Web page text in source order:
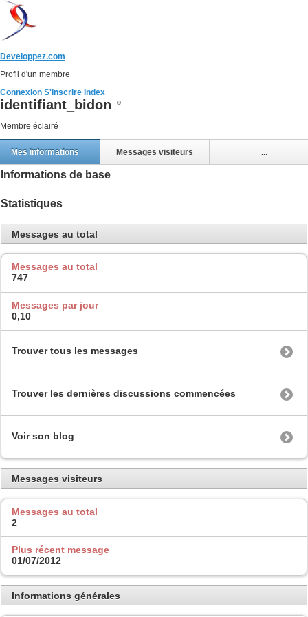
Developpez.com
Profil d'un membre
Connexion S'inscrire Index
identifiant_bidon
Membre éclairé
Mes informations Messages visiteurs ...
Informations de base
Statistiques
Messages au total
Messages au total
747
Messages par jour
0,10
Trouver tous les messages
Trouver les dernières discussions commencées
Voir son blog
Messages visiteurs
Messages au total
2
Plus récent message
01/07/2012
Informations générales